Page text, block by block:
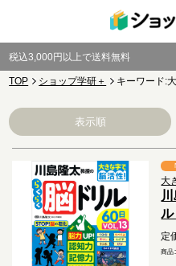
税込3,000円以上で送料無料
TOP ショップ学研＋ キーワード:
表示順
大
定
商品